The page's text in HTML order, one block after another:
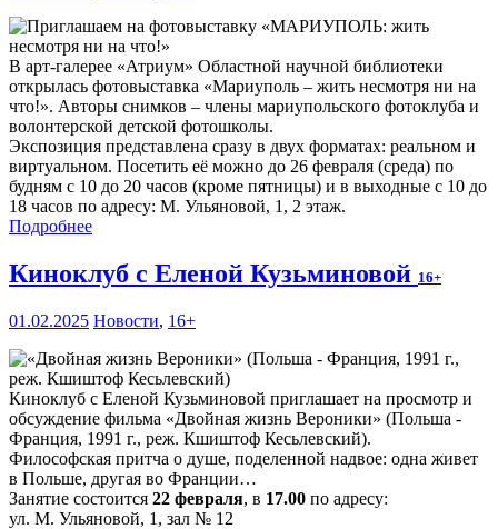
В арт-галерее «Атриум» Областной научной библиотеки
открылась фотовыставка «Мариуполь – жить несмотря ни на
что!». Авторы снимков – члены мариупольского фотоклуба и
волонтерской детской фотошколы.
Экспозиция представлена сразу в двух форматах: реальном и
виртуальном. Посетить её можно до 26 февраля (среда) по
будням с 10 до 20 часов (кроме пятницы) и в выходные с 10 до
18 часов по адресу: М. Ульяновой, 1, 2 этаж.
Подробнее
Киноклуб с Еленой Кузьминовой 16+
01.02.2025 Новости, 16+
Киноклуб с Еленой Кузьминовой приглашает на просмотр и
обсуждение фильма «Двойная жизнь Вероники» (Польша -
Франция, 1991 г., реж. Кшиштоф Кесьлевский).
Философская притча о душе, поделенной надвое: одна живет
в Польше, другая во Франции…
Занятие состоится 22 февраля, в 17.00 по адресу:
ул. М. Ульяновой, 1, зал № 12